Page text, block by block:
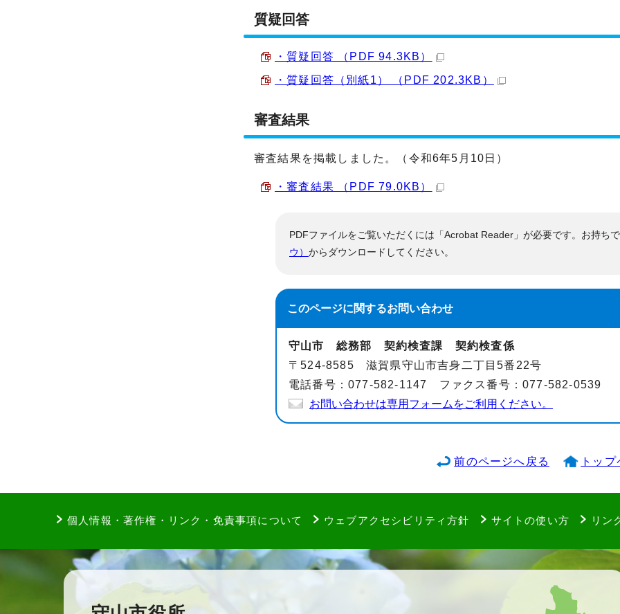
質疑回答
・質疑回答 （PDF 94.3KB）
・質疑回答（別紙1） （PDF 202.3KB）
審査結果
審査結果を掲載しました。（令和6年5月10日）
・審査結果 （PDF 79.0KB）
PDFファイルをご覧いただくには「Acrobat Reader」が必要です。お持ち
ウ） からダウンロードしてください。
このページに関するお問い合わせ
守山市 総務部 契約検査課 契約検査係
〒524-8585 滋賀県守山市吉身二丁目5番22号
電話番号：077-582-1147 ファクス番号：077-582-0539
お問い合わせは専用フォームをご利用ください。
前のページへ戻る トッ
個人情報・著作権・リンク・免責事項について ウェブアクセシビリティ方針 サイトの使い方 リン